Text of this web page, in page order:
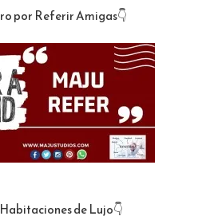
por Referir Amigas👇
de Lujo👇